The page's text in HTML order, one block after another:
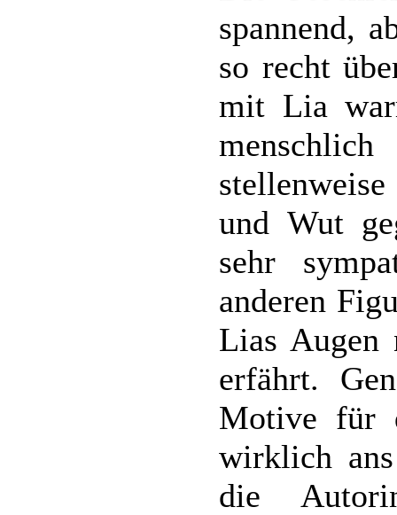
spannend,
so recht
mit Lia
und Wut
sehr
anderen
Lias
erfährt.
Motive für
wirklich
die